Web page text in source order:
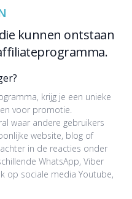
kunnen ontstaan
krijg je een unieke
voor promotie.
waar andere gebruikers
website, blog of
in de reacties onder
WhatsApp, Viber
op sociale media Youtube,